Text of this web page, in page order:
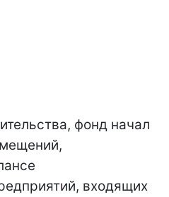
фонд начал
входящих